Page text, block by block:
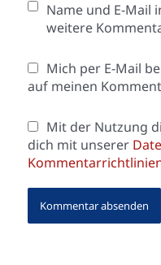
Name und E-Mail
weitere
Mich per E-Mail
auf meinen
Mit der Nutzung
dich mit unserer